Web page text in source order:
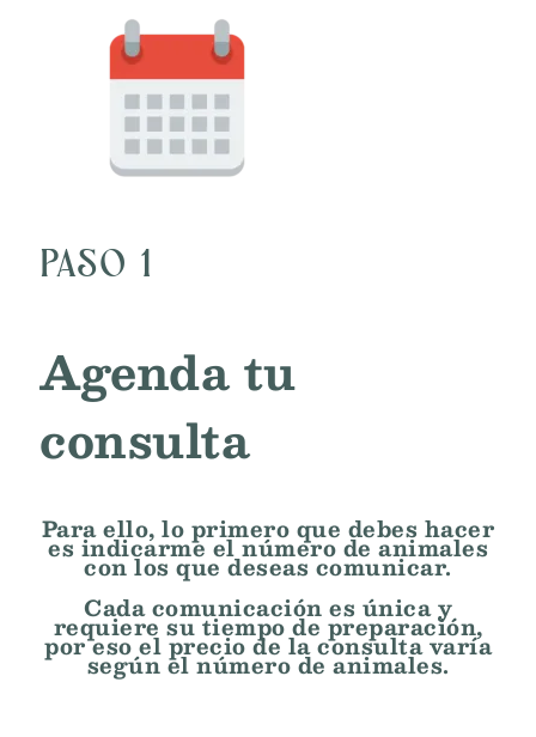
PASO 1
Agenda tu
consulta
Para ello, lo primero que debes hacer
es indicarme el número de animales
con los que deseas comunicar.
Cada comunicación es única y
requiere su tiempo de preparación,
por eso el precio de la consulta varía
según el número de animales.